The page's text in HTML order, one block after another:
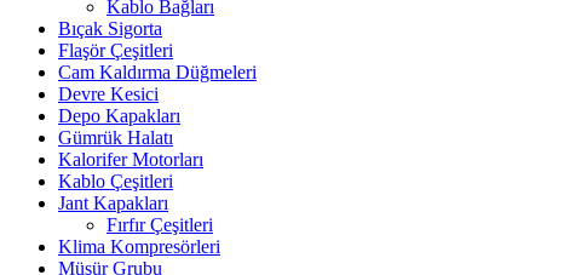
Kablo Bağları
Bıçak Sigorta
Flaşör Çeşitleri
Cam Kaldırma Düğmeleri
Devre Kesici
Depo Kapakları
Gümrük Halatı
Kalorifer Motorları
Kablo Çeşitleri
Jant Kapakları
Fırfır Çeşitleri
Klima Kompresörleri
Müşür Grubu